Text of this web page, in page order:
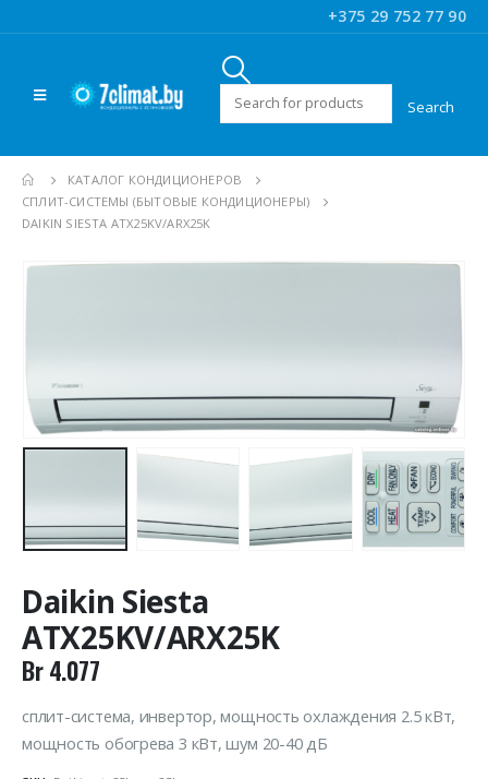
+375 29 752 77 90
Искать:
КАТАЛОГ КОНДИЦИОНЕРОВ
CПЛИТ-СИСТЕМЫ (БЫТОВЫЕ КОНДИЦИОНЕРЫ)
DAIKIN SIESTA ATX25KV/ARX25K
Daikin Siesta
ATX25KV/ARX25K
Br4.077
сплит-система, инвертор, мощность охлаждения 2.5 кВт,
мощность обогрева 3 кВт, шум 20-40 дБ